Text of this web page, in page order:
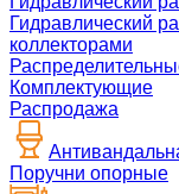
Гидравлический
коллекторами
Комплектующие
Распродажа
Поручни опорные